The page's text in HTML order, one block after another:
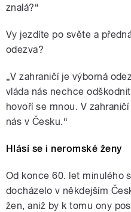
znalá?“
Vy jezdíte po světe a
odezva?
„V zahraničí je výborná
vláda nás nechce
hovoří se mnou. V
nás v Česku.“
Hlásí se i neromské ženy
Od konce 60. let minulého
docházelo v někdejším
žen, aniž by k tomu ony